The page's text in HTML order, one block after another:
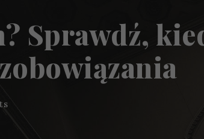
Sprawdź,